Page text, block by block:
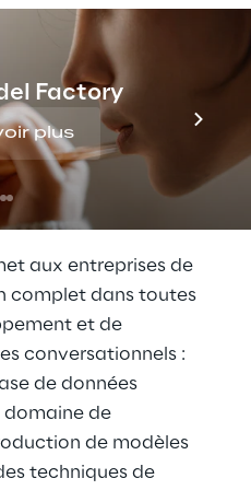
Factory
plus
connaissances, de
sous une
permettant la
artificielle " qui
de
human like ", tels
ou les humains
aux entreprises de
complet dans toutes
et de
conversationnels :
de données
de
de modèles
techniques de